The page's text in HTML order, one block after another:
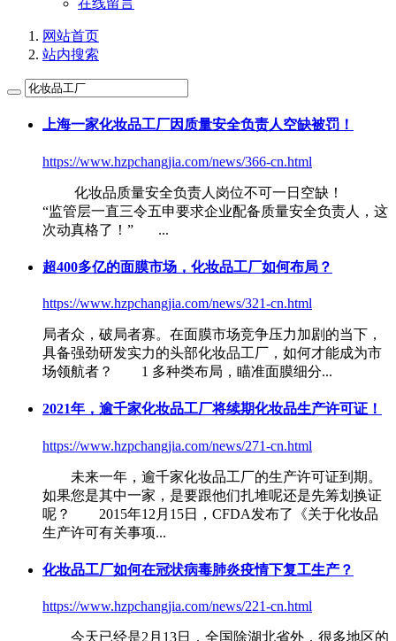
在线留言
网站首页
站内搜索
上海一家化妆品工厂因质量安全负责人空缺被罚！
https://www.hzpchangjia.com/news/366-cn.html
化妆品质量安全负责人岗位不可一日空缺！
“监管层一直三令五申要求企业配备质量安全负责人，这
次动真格了！” ...
超400多亿的面膜市场， 化妆品工厂如何布局？
https://www.hzpchangjia.com/news/321-cn.html
局者众，破局者寡。在面膜市场竞争压力加剧的当下，
具备强劲研发实力的头部化妆品工厂 ，如何才能成为市
场领航者？ 1 多种类布局，瞄准面膜细分...
2021年，逾千家化妆品工厂将续期化妆品生产许可证！
https://www.hzpchangjia.com/news/271-cn.html
未来一年，逾千家化妆品工厂的生产许可证到期。
如果您是其中一家，是要跟他们扎堆呢还是先筹划换证
呢？ 2015年12月15日，CFDA发布了《关于化妆品
生产许可有关事项...
化妆品工厂如何在冠状病毒肺炎疫情下复工生产？
https://www.hzpchangjia.com/news/221-cn.html
今天已经是2月13日，全国除湖北省外，很多地区的